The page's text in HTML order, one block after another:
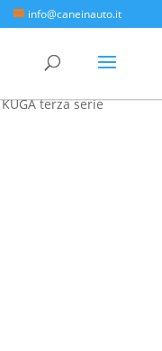
info@caneinauto.it
salva bagagliaio
terza serie